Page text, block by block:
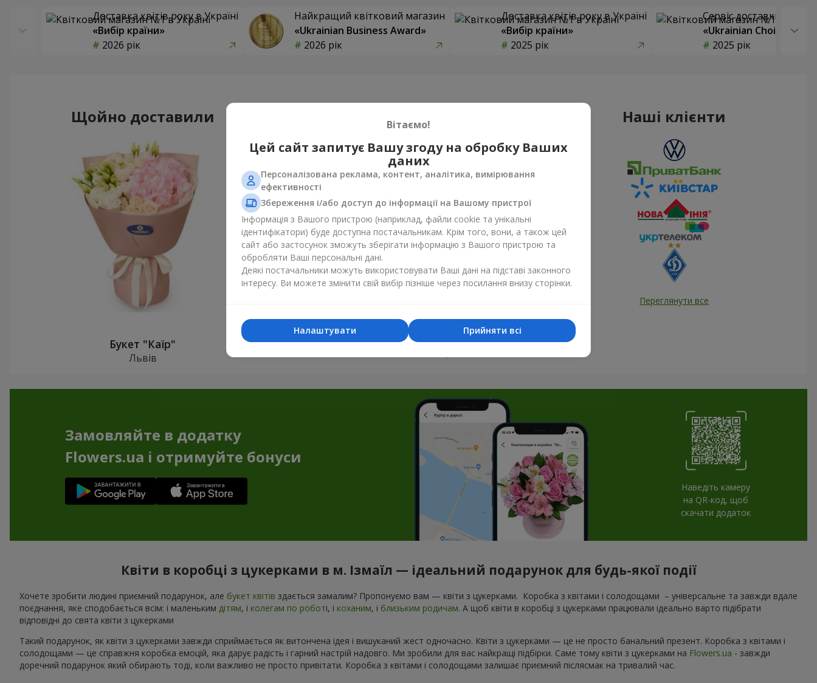
Доставка квітів року в Україні
«Вибір країни»
2026 рік
Найкращий квітковий магазин
«Ukrainian Business Award»
2026 рік
Доставка квітів року в Україні
«Вибір країни»
2025 рік
Сервіс доставки квітів
«Ukrainian Choice»
2025 рік
Щойно доставили
Букет "Каїр"
Львів
Фотогалерея
Усі фото доставок
Наші клієнти
Переглянути все
Замовляйте в додатку
Flowers.ua і отримуйте бонуси
Наведіть камеру
на QR-код, щоб
скачати додаток
Квіти в коробці з цукерками в м. Ізмаїл — ідеальний подарунок для будь-якої події
Хочете зробити людині приємний подарунок, але букет квітів здається замалим? Пропонуємо вам — квіти з цукерками. Коробка з квітами і солодощами – універсальне та завжди вдале
поєднання, яке сподобається всім: і маленьким дітям, і колегам по роботі, і коханим, і близьким родичам. А щоб квіти в коробці з цукерками працювали ідеально варто підібрати
відповідні до свята квіти з цукерками
Такий подарунок, як квіти з цукерками завжди сприймається як витончена ідея і вишуканий жест одночасно. Квіти з цукерками — це не просто банальний презент. Коробка з квітами і
солодощами — це справжня коробка емоцій, яка дарує радість і гарний настрій надовго. Ми зробили для вас найкращі підбірки. Саме тому квіти з цукерками на Flowers.ua - завжди
доречний подарунок який обирають тоді, коли важливо не просто привітати. Коробка з квітами і солодощами залишає приємний післясмак на тривалий час.
Вітаємо!
Цей сайт запитує Вашу згоду на обробку Ваших
даних
Персоналізована реклама, контент, аналітика, вимірювання
ефективності
Збереження і/або доступ до інформації на Вашому пристрої
Інформація з Вашого пристрою (наприклад, файли cookie та унікальні
ідентифікатори) буде доступна постачальникам. Крім того, вони, а також цей
сайт або застосунок зможуть зберігати інформацію з Вашого пристрою та
обробляти Ваші персональні дані.
Деякі постачальники можуть використовувати Ваші дані на підставі законного
інтересу. Ви можете змінити свій вибір пізніше через посилання внизу сторінки.
Прийняти всі
Налаштувати